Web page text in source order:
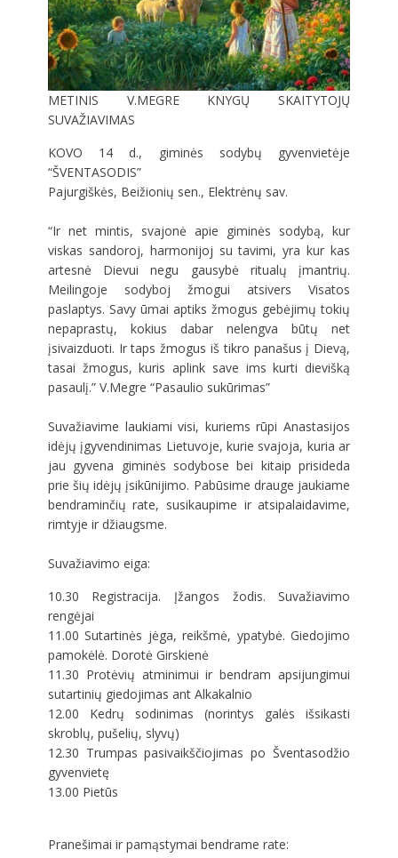
METINIS V.MEGRE KNYGŲ SKAITYTOJŲ
SUVAŽIAVIMAS
KOVO 14 d., giminės sodybų gyvenvietėje
“ŠVENTASODIS”
Pajurgiškės, Beižionių sen., Elektrėnų sav.
“Ir net mintis, svajonė apie giminės sodybą, kur
viskas sandoroj, harmonijoj su tavimi, yra kur kas
artesnė Dievui negu gausybė ritualų įmantrių.
Meilingoje sodyboj žmogui atsivers Visatos
paslaptys. Savy ūmai aptiks žmogus gebėjimų tokių
nepaprastų, kokius dabar nelengva būtų net
įsivaizduoti. Ir taps žmogus iš tikro panašus į Dievą,
tasai žmogus, kuris aplink save ims kurti dievišką
pasaulį.” V.Megre “Pasaulio sukūrimas”
Suvažiavime laukiami visi, kuriems rūpi Anastasijos
idėjų įgyvendinimas Lietuvoje, kurie svajoja, kuria ar
jau gyvena giminės sodybose bei kitaip prisideda
prie šių idėjų įsikūnijimo. Pabūsime drauge jaukiame
bendraminčių rate, susikaupime ir atsipalaidavime,
rimtyje ir džiaugsme.
Suvažiavimo eiga:
10.30 Registracija. Įžangos žodis. Suvažiavimo
rengėjai
11.00 Sutartinės jėga, reikšmė, ypatybė. Giedojimo
pamokėlė. Dorotė Girskienė
11.30 Protėvių atminimui ir bendram apsijungimui
sutartinių giedojimas ant Alkakalnio
12.00 Kedrų sodinimas (norintys galės išsikasti
skroblų, pušelių, slyvų)
12.30 Trumpas pasivaikščiojimas po Šventasodžio
gyvenvietę
13.00 Pietūs
Pranešimai ir pamąstymai bendrame rate: